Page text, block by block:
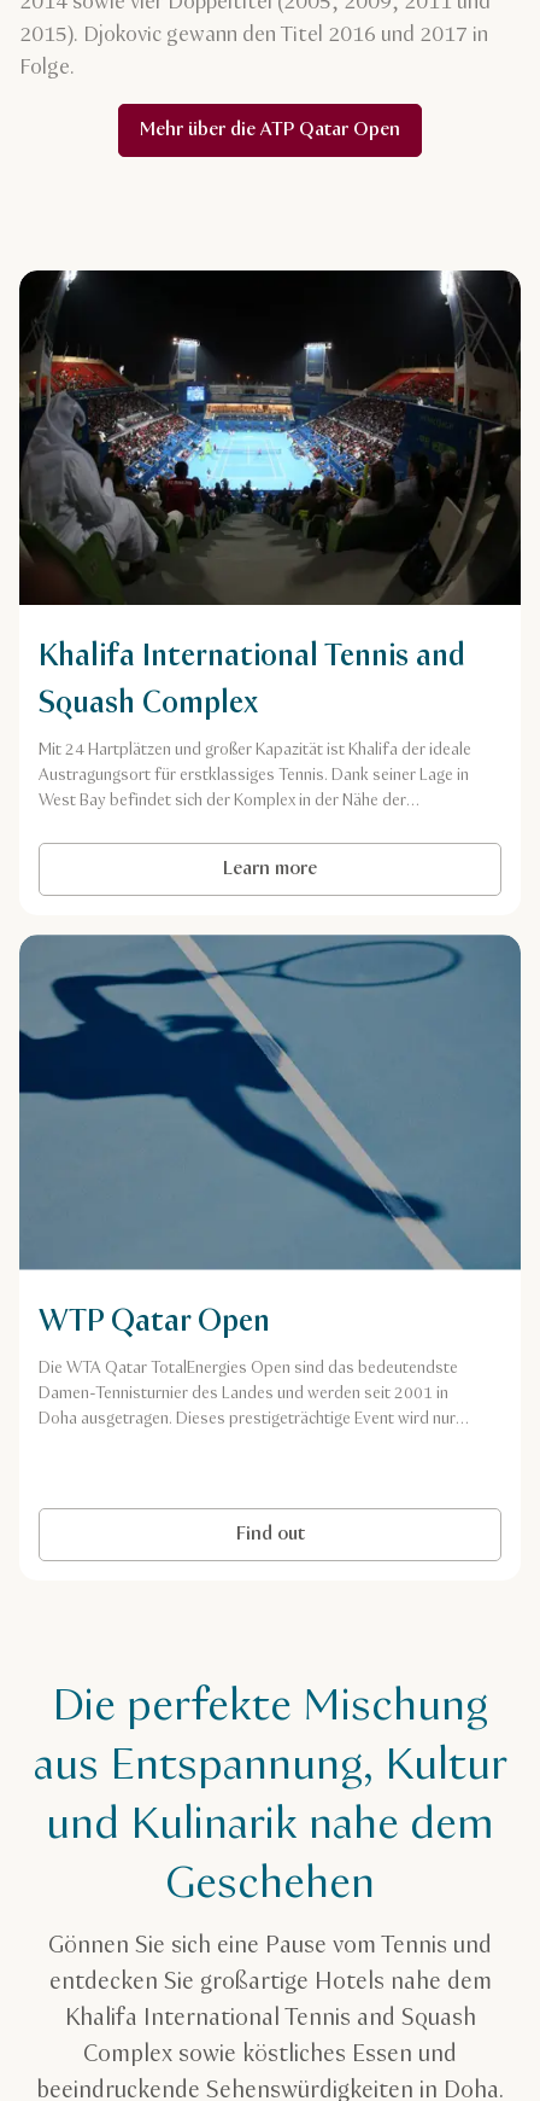
2015). Djokovic gewann den Titel 2016 und 2017 in
Folge.
Mehr über die ATP Qatar Open
Khalifa International Tennis and
Squash Complex
Mit 24 Hartplätzen und großer Kapazität ist Khalifa der ideale
Austragungsort für erstklassiges Tennis. Dank seiner Lage in
West Bay befindet sich der Komplex in der Nähe der
Learn more
WTP Qatar Open
Die WTA Qatar TotalEnergies Open sind das bedeutendste
Damen-Tennisturnier des Landes und werden seit 2001 in
Doha ausgetragen. Dieses prestigeträchtige Event wird nur
Find out
Die perfekte Mischung
aus Entspannung, Kultur
und Kulinarik nahe dem
Geschehen
Gönnen Sie sich eine Pause vom Tennis und
entdecken Sie großartige Hotels nahe dem
Khalifa International Tennis and Squash
Complex sowie köstliches Essen und
beeindruckende Sehenswürdigkeiten in Doha.